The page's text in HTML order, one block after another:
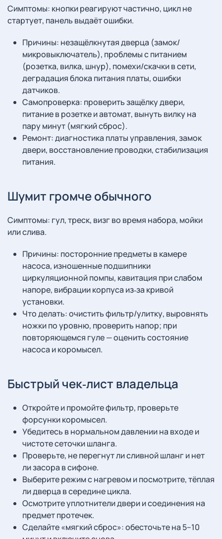
Симптомы: кнопки реагируют частично, цикл не
стартует, панель выдаёт ошибки.
Причины: незащёлкнутая дверца (замок/
микровыключатель), проблемы с питанием
(розетка, вилка, шнур), помехи/скачки в сети,
деградация блока питания платы, ошибки
датчиков.
Самопроверка: проверить защёлку двери,
питание в розетке и автомат, вынуть вилку на
пару минут (мягкий сброс).
Ремонт: диагностика платы управления, замок
двери, восстановление проводки, стабилизация
питания.
Шумит громче обычного
Симптомы: гул, треск, визг во время набора, мойки
или слива.
Причины: посторонние предметы в камере
насоса, изношенные подшипники
циркуляционной помпы, кавитация при слабом
напоре, вибрации корпуса из‑за кривой
установки.
Что делать: очистить фильтр/улитку, выровнять
ножки по уровню, проверить напор; при
повторяющемся гуле — оценить состояние
насоса и коромысел.
Быстрый чек‑лист владельца
Откройте и промойте фильтр, проверьте
форсунки коромысел.
Убедитесь в нормальном давлении на входе и
чистоте сеточки шланга.
Проверьте, не перегнут ли сливной шланг и нет
ли засора в сифоне.
Выберите режим с нагревом и посмотрите, тёплая
ли дверца в середине цикла.
Осмотрите уплотнители двери и соединения на
предмет протечек.
Сделайте «мягкий сброс»: обесточьте на 5–10